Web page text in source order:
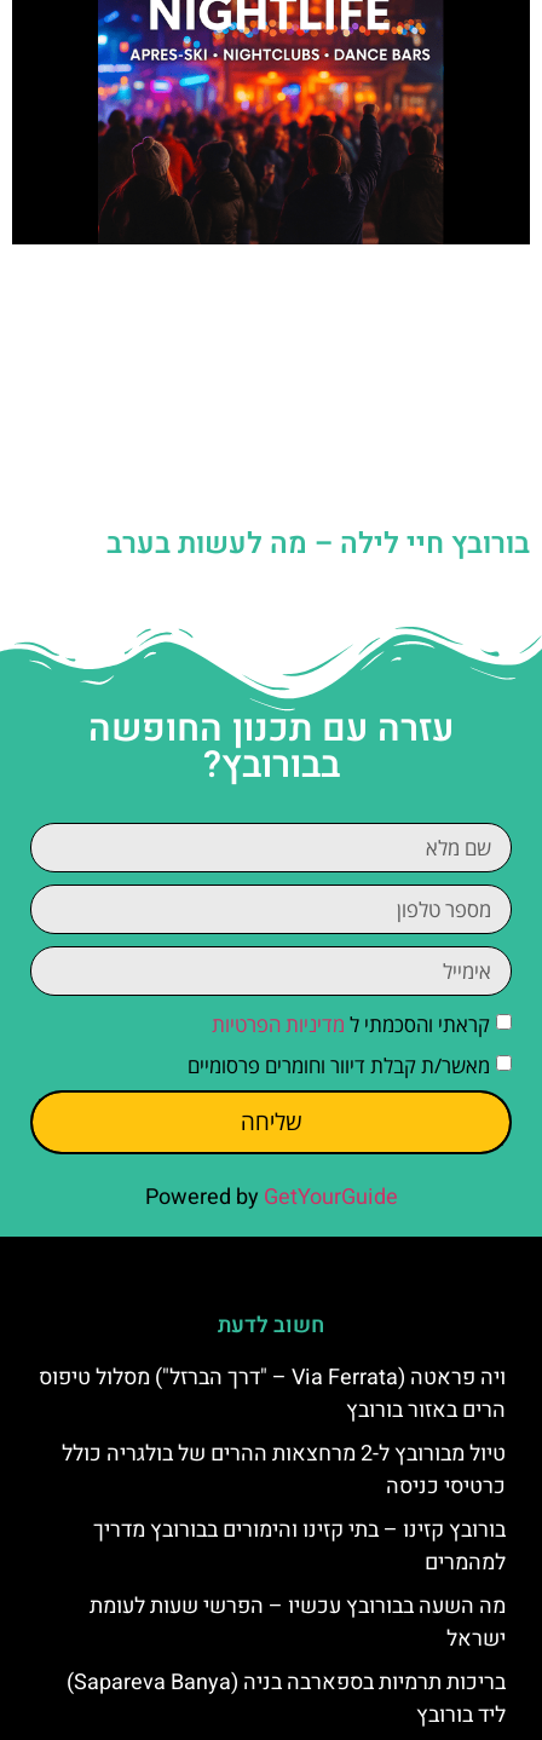
בורובץ חיי לילה – מה לעשות בערב
עזרה עם תכנון החופשה
בבורובץ?
קראתי והסכמתי ל מדיניות הפרטיות
מאשר/ת קבלת דיוור וחומרים פרסומיים
שליחה
Powered by GetYourGuide
חשוב לדעת
ויה פראטה (Via Ferrata – "דרך הברזל") מסלול טיפוס
הרים באזור בורובץ
טיול מבורובץ ל-2 מרחצאות ההרים של בולגריה כולל
כרטיסי כניסה
בורובץ קזינו – בתי קזינו והימורים בבורובץ מדריך
למהמרים
מה השעה בבורובץ עכשיו – הפרשי שעות לעומת
ישראל
בריכות תרמיות בספארבה בניה (Sapareva Banya)
ליד בורובץ